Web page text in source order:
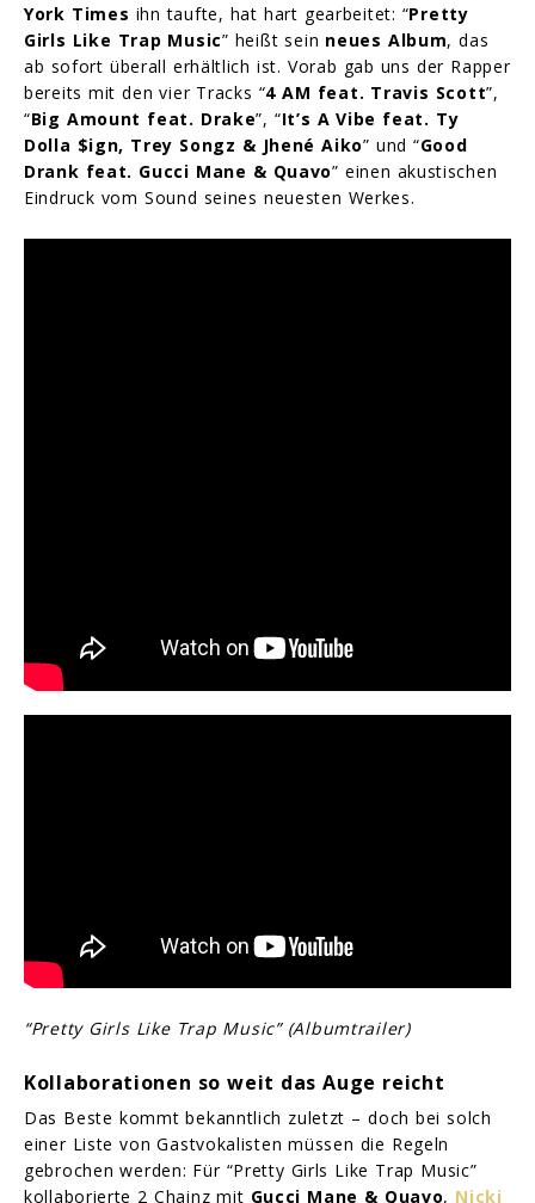
York Times ihn taufte, hat hart gearbeitet: “Pretty
Girls Like Trap Music” heißt sein neues Album, das
ab sofort überall erhältlich ist. Vorab gab uns der Rapper
bereits mit den vier Tracks “4 AM feat. Travis Scott”,
“Big Amount feat. Drake”, “It’s A Vibe feat. Ty
Dolla $ign, Trey Songz & Jhené Aiko” und “Good
Drank feat. Gucci Mane & Quavo” einen akustischen
Eindruck vom Sound seines neuesten Werkes.
“Pretty Girls Like Trap Music” (Albumtrailer)
Kollaborationen so weit das Auge reicht
Das Beste kommt bekanntlich zuletzt – doch bei solch
einer Liste von Gastvokalisten müssen die Regeln
gebrochen werden: Für “Pretty Girls Like Trap Music”
kollaborierte 2 Chainz mit Gucci Mane & Quavo, Nicki